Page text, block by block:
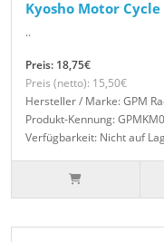
Kyosho Motor
..
Preis: 18,75€
Preis (netto): 15,50€
Hersteller / Marke: GPM
Produkt-Kennung:
Verfügbarkeit: Nicht auf